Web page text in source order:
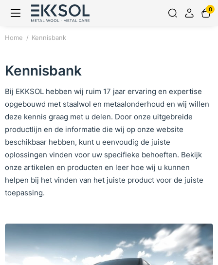
0
Home Kennisbank
Kennisbank
Bij EKKSOL hebben wij ruim 17 jaar ervaring en expertise
opgebouwd met staalwol en metaalonderhoud en wij willen
deze kennis graag met u delen. Door onze uitgebreide
productlijn en de informatie die wij op onze website
beschikbaar hebben, kunt u eenvoudig de juiste
oplossingen vinden voor uw specifieke behoeften. Bekijk
onze artikelen en producten en leer hoe wij u kunnen
helpen bij het vinden van het juiste product voor de juiste
toepassing.